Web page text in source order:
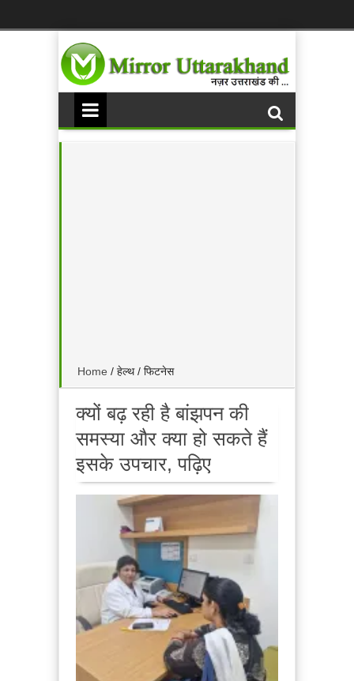
Home / हेल्थ / फिटनेस
क्यों बढ़ रही है बांझपन की
समस्या और क्या हो सकते हैं
इसके उपचार, पढ़िए